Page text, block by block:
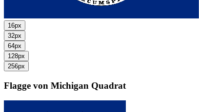
16px
32px
64px
128px
256px
Flagge von Michigan Quadrat